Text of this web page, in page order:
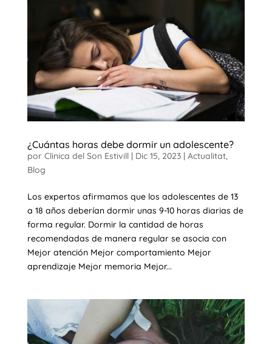
¿Cuántas horas debe dormir un adolescente?
por Clinica del Son Estivill| Dic 15, 2023| Actualitat,
Blog
Los expertos afirmamos que los adolescentes de 13
a 18 años deberían dormir unas 9-10 horas diarias de
forma regular. Dormir la cantidad de horas
recomendadas de manera regular se asocia con
Mejor atención Mejor comportamiento Mejor
aprendizaje Mejor memoria Mejor...